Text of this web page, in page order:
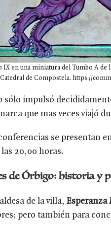
en una miniatura del Tumbo A de
de Compostela. https://
sólo impulsó
que mas veces viajó
se presentan
20,00 horas.
de Órbigo: historia y
de la villa, Esperanza
pero también para